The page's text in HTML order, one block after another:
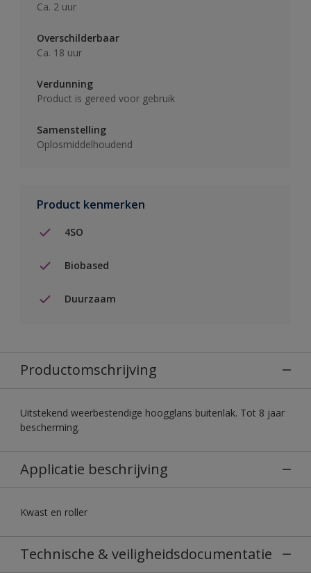
Ca. 2 uur
Overschilderbaar
Ca. 18 uur
Verdunning
Product is gereed voor gebruik
Samenstelling
Oplosmiddelhoudend
Product kenmerken
4SO
Biobased
Duurzaam
Productomschrijving
Uitstekend weerbestendige hoogglans buitenlak. Tot 8 jaar
bescherming.
Applicatie beschrijving
Kwast en roller
Technische & veiligheidsdocumentatie